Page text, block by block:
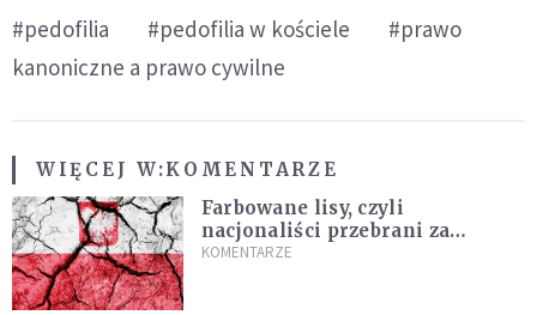
#pedofilia #pedofilia w kościele
#prawo
kanoniczne a prawo cywilne
WIĘCEJ W:KOMENTARZE
Farbowane lisy, czyli
nacjonaliści przebrani za
chrześcijan
KOMENTARZE